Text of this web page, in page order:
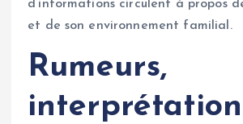
d’informations circulent à propos
et de son environnement familial.
Rumeurs,